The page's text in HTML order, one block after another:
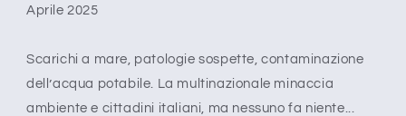
n°
Aprile 2025
Scarichi a mare, patologie sospette, contaminazione
dell’acqua potabile. La multinazionale minaccia
ambiente e cittadini italiani, ma nessuno fa niente...